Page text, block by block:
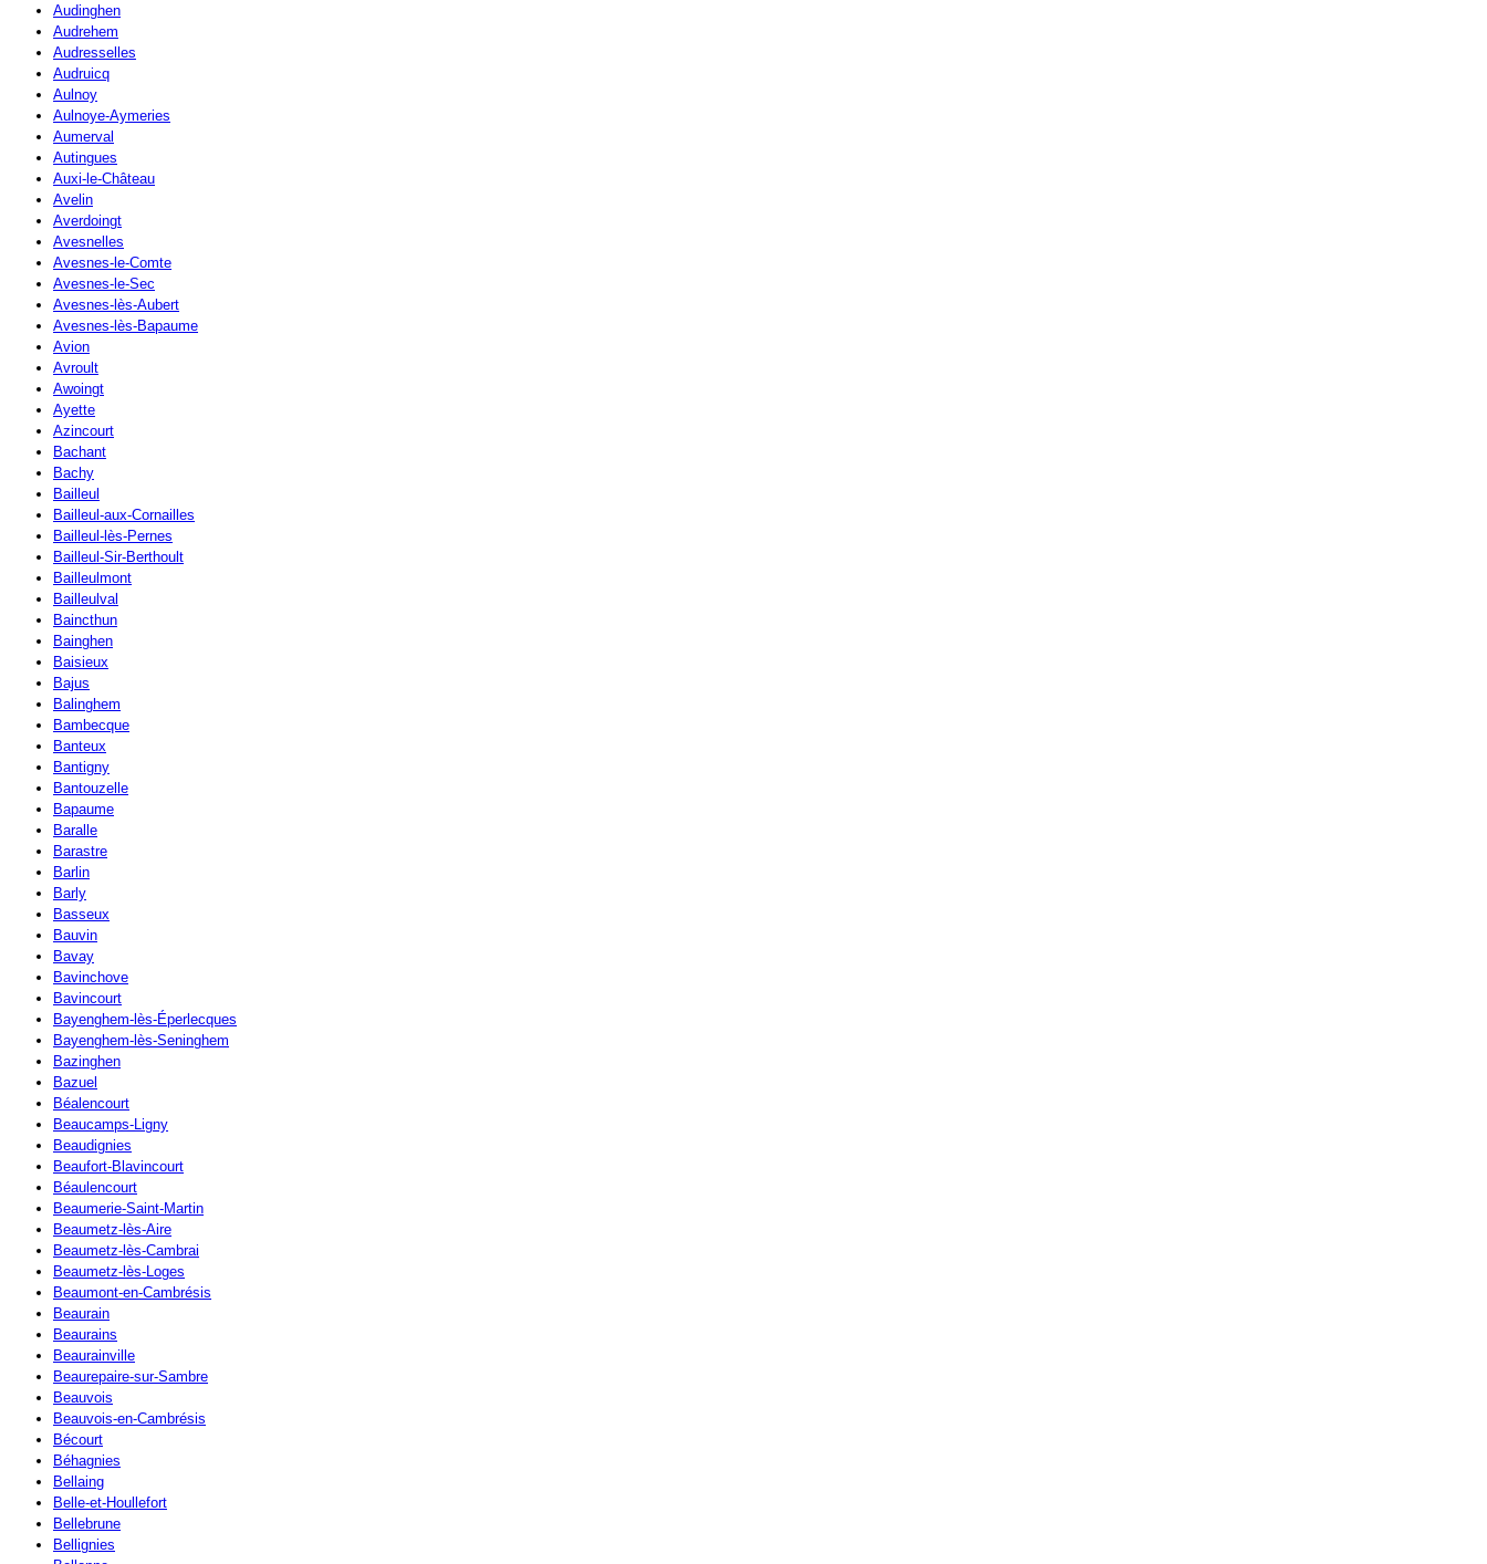
Audinghen
Audrehem
Audresselles
Audruicq
Aulnoy
Aulnoye-Aymeries
Aumerval
Autingues
Auxi-le-Château
Avelin
Averdoingt
Avesnelles
Avesnes-le-Comte
Avesnes-le-Sec
Avesnes-lès-Aubert
Avesnes-lès-Bapaume
Avion
Avroult
Awoingt
Ayette
Azincourt
Bachant
Bachy
Bailleul
Bailleul-aux-Cornailles
Bailleul-lès-Pernes
Bailleul-Sir-Berthoult
Bailleulmont
Bailleulval
Baincthun
Bainghen
Baisieux
Bajus
Balinghem
Bambecque
Banteux
Bantigny
Bantouzelle
Bapaume
Baralle
Barastre
Barlin
Barly
Basseux
Bauvin
Bavay
Bavinchove
Bavincourt
Bayenghem-lès-Éperlecques
Bayenghem-lès-Seninghem
Bazinghen
Bazuel
Béalencourt
Beaucamps-Ligny
Beaudignies
Beaufort-Blavincourt
Béaulencourt
Beaumerie-Saint-Martin
Beaumetz-lès-Aire
Beaumetz-lès-Cambrai
Beaumetz-lès-Loges
Beaumont-en-Cambrésis
Beaurain
Beaurains
Beaurainville
Beaurepaire-sur-Sambre
Beauvois
Beauvois-en-Cambrésis
Bécourt
Béhagnies
Bellaing
Belle-et-Houllefort
Bellebrune
Bellignies